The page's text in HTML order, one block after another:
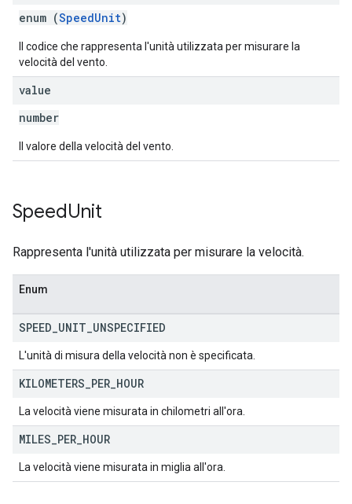
enum (SpeedUnit)
Il codice che rappresenta l'unità utilizzata per misurare la
velocità del vento.
value
number
Il valore della velocità del vento.
SpeedUnit
Rappresenta l'unità utilizzata per misurare la velocità.
Enum
SPEED UNIT UNSPECIFIED
L'unità di misura della velocità non è specificata.
KILOMETERS PER HOUR
La velocità viene misurata in chilometri all'ora.
MILES PER HOUR
La velocità viene misurata in miglia all'ora.